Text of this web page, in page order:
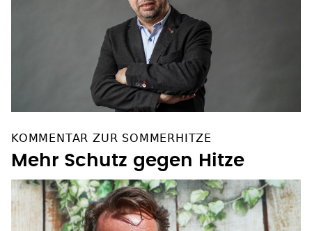
Mehr Schutz gegen Hitze